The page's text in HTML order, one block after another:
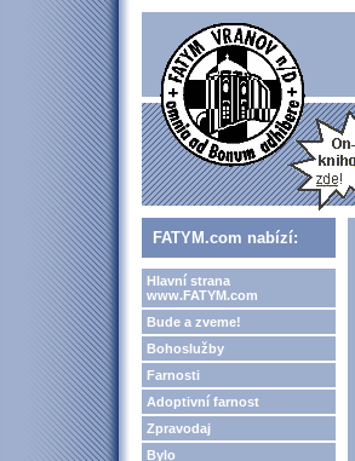
FATYM.com nabízí:
Hlavní strana
www.FATYM.com
Bude a zveme!
Bohoslužby
Farnosti
Adoptivní farnost
Zpravodaj
Bylo